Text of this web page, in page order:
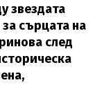
звездата
за сърцата на
след